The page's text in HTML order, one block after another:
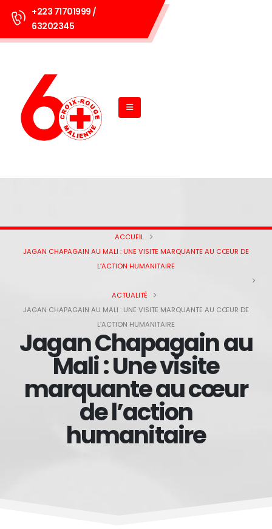
+223 71701999 /
63202345
ACCUEIL
JAGAN CHAPAGAIN AU MALI : UNE VISITE MARQUANTE AU CŒUR DE
L’ACTION HUMANITAIRE
ACTUALITÉ
JAGAN CHAPAGAIN AU MALI : UNE VISITE MARQUANTE AU CŒUR DE
L’ACTION HUMANITAIRE
Jagan Chapagain au
Mali : Une visite
marquante au cœur
de l’action
humanitaire